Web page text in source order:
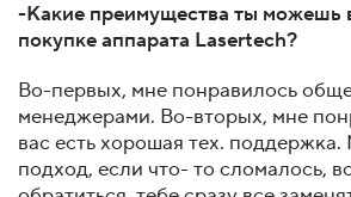
-Какие преимущества ты можешь
покупке аппарата Lasertech?
Во-первых, мне понравилось
менеджерами. Во-вторых, мне
вас есть хорошая тех.
подход, если что- то сломалось,